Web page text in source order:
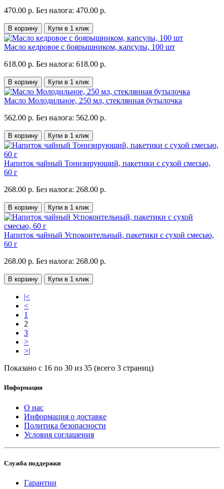
470.00 р. Без налога: 470.00 р.
В корзину Купи в 1 клик
Масло кедровое с боярышником, капсулы, 100 шт
618.00 р. Без налога: 618.00 р.
В корзину Купи в 1 клик
Масло Молодильное, 250 мл, стеклянная бутылочка
562.00 р. Без налога: 562.00 р.
В корзину Купи в 1 клик
Напиток чайный Тонизирующий, пакетики с сухой смесью,
60 г
268.00 р. Без налога: 268.00 р.
В корзину Купи в 1 клик
Напиток чайный Успокоительный, пакетики с сухой смесью,
60 г
268.00 р. Без налога: 268.00 р.
В корзину Купи в 1 клик
|<
<
1
2
3
>
>|
Показано с 16 по 30 из 35 (всего 3 страниц)
Информация
О нас
Информация о доставке
Политика безопасности
Условия соглашения
Служба поддержки
Гарантии